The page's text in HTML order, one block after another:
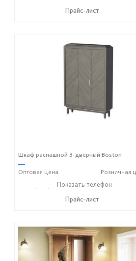
Прайс-лист
Шкаф распашной 3-дверный Boston
—
Оптовая цена Розничная
+7 (928) 229-52-42 ☎+7 (928)
Показать телефон
Прайс-лист